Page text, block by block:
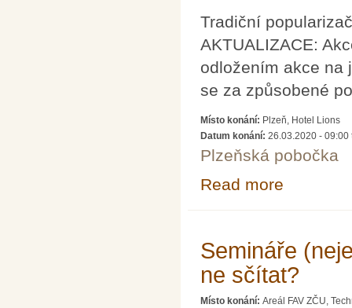
Tradiční
AKTUALIZACE:
odložením akce na
se za způsobené
Místo konání: Plzeň, Hotel Lions
Datum konání: 26.03.2020 - 09:00
Plzeňská pobočka
Read more
Semináře
ne sčítat?
Místo konání: Areál FAV ZČU,